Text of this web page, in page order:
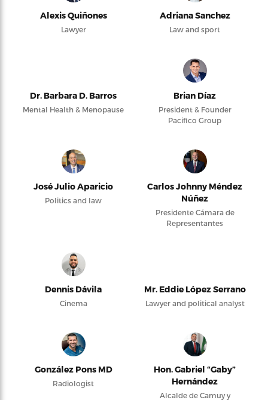
Alexis Quiñones
Lawyer
Adriana Sanchez
Law and sport
Dr. Barbara D. Barros
Mental Health & Menopause
Brian Díaz
President & Founder
Pacifico Group
José Julio Aparicio
Politics and law
Carlos Johnny Méndez
Núñez
Presidente Cámara de
Representantes
Dennis Dávila
Cinema
Mr. Eddie López Serrano
Lawyer and political analyst
González Pons MD
Radiologist
Hon. Gabriel “Gaby”
Hernández
Alcalde de Camuy y